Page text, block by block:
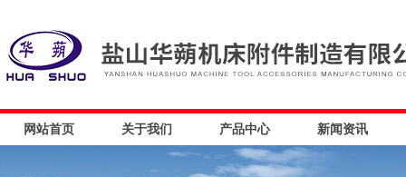
网站首页 关于我们 产品中心 新闻资讯